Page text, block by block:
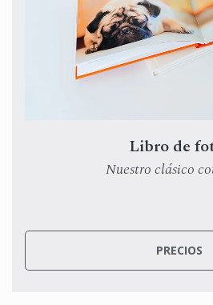
Libro de
Nuestro clásico
PRECIOS